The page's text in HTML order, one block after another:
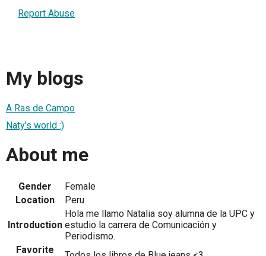
Report Abuse
My blogs
A Ras de Campo
Naty's world :)
About me
Gender
Female
Location
Peru
Introduction
Hola me llamo Natalia soy alumna de la UPC y
estudio la carrera de Comunicación y
Periodismo.
Favorite